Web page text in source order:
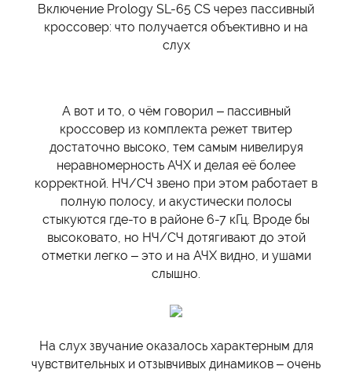
Включение Prology SL-65 CS через пассивный
кроссовер: что получается объективно и на
слух
А вот и то, о чём говорил – пассивный
кроссовер из комплекта режет твитер
достаточно высоко, тем самым нивелируя
неравномерность АЧХ и делая её более
корректной. НЧ/СЧ звено при этом работает в
полную полосу, и акустически полосы
стыкуются где-то в районе 6-7 кГц. Вроде бы
высоковато, но НЧ/СЧ дотягивают до этой
отметки легко – это и на АЧХ видно, и ушами
слышно.
На слух звучание оказалось характерным для
чувствительных и отзывчивых динамиков – очень